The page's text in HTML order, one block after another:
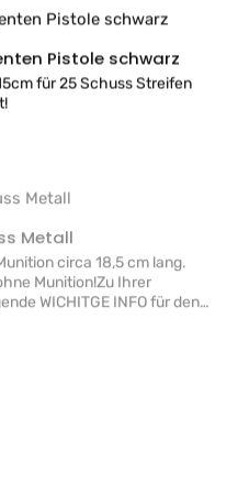
Pistole schwarz
8 Schuss Metall
cm lang.
Munition!Zu Ihrer
WICHITGE INFO für den
kann der Zoll eine
für die Einfuhr von solcher